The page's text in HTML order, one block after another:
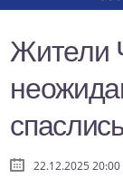
Жители
22.12.2025 20:00